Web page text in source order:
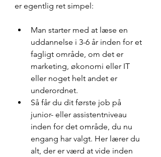
er egentlig ret simpel:
Man starter med at læse en
uddannelse i 3-6 år inden for et
fagligt område, om det er
marketing, økonomi eller IT
eller noget helt andet er
underordnet.
Så får du dit første job på
junior- eller assistentniveau
inden for det område, du nu
engang har valgt. Her lærer du
alt, der er værd at vide inden